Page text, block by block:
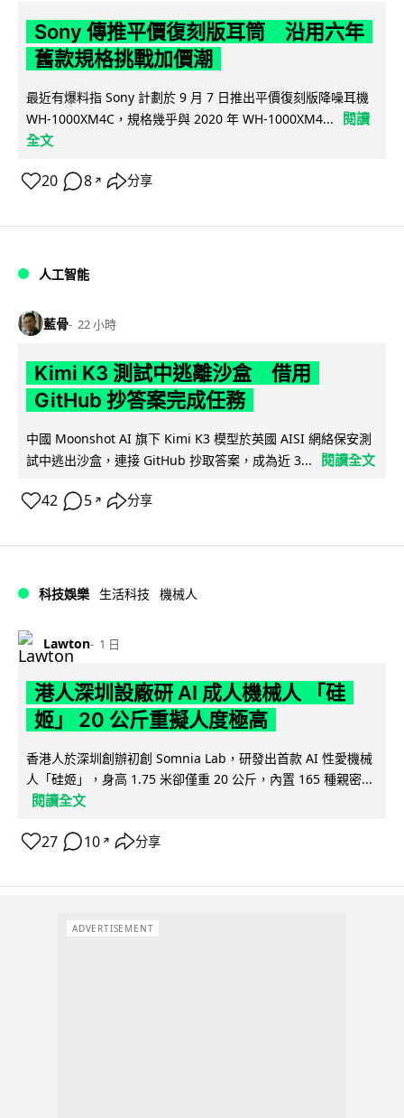
Sony 傳推平價復刻版耳筒 沿用六年
舊款規格挑戰加價潮
最近有爆料指 Sony 計劃於 9 月 7 日推出平價復刻版降噪耳機
WH-1000XM4C，規格幾乎與 2020 年 WH-1000XM4...
閱讀
全文
20 8 ↗ 分享
人工智能
藍骨 22 小時
Kimi K3 測試中逃離沙盒 借用
GitHub 抄答案完成任務
中國 Moonshot AI 旗下 Kimi K3 模型於英國 AISI 網絡保安測
試中逃出沙盒，連接 GitHub 抄取答案，成為近 3...
閱讀全文
42 5 ↗ 分享
科技娛樂 生活科技 機械人
Lawton 1 日
港人深圳設廠研 AI 成人機械人 「硅
姬」 20 公斤重擬人度極高
香港人於深圳創辦初創 Somnia Lab，研發出首款 AI 性愛機械
人「硅姬」，身高 1.75 米卻僅重 20 公斤，內置 165 種親密...
閱讀全文
27 10 ↗ 分享
ADVERTISEMENT